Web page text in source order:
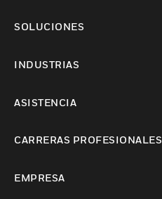
SOLUCIONES
INDUSTRIAS
ASISTENCIA
CARRERAS PROFESIONALES
EMPRESA